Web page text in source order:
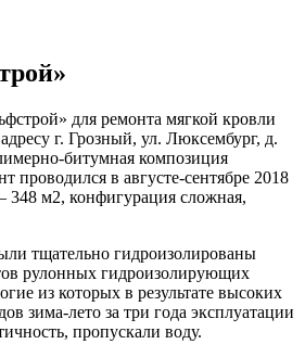
для ремонта мягкой кровли
г. Грозный, ул. Люксембург, д.
битумная композиция
проводился в августе-сентябре 2018
348 м2, конфигурация сложная,
тщательно гидроизолированы
рулонных гидроизолирующих
из которых в результате высоких
зима-лето за три года эксплуатации
пропускали воду.